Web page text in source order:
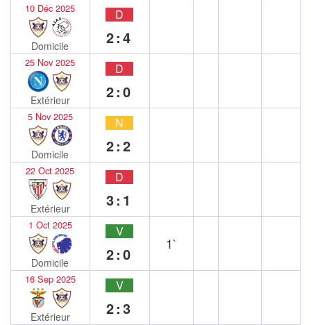
10 Déc 2025
Domicile
D
2:4
25 Nov 2025
Extérieur
D
2:0
5 Nov 2025
Domicile
N
2:2
22 Oct 2025
Extérieur
D
3:1
1 Oct 2025
Domicile
V
2:0
1`
16 Sep 2025
Extérieur
V
2:3